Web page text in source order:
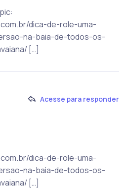
dica-de-role-uma-
na-baia-de-todos-os-
[…]
Acesse para responder
dica-de-role-uma-
na-baia-de-todos-os-
[…]